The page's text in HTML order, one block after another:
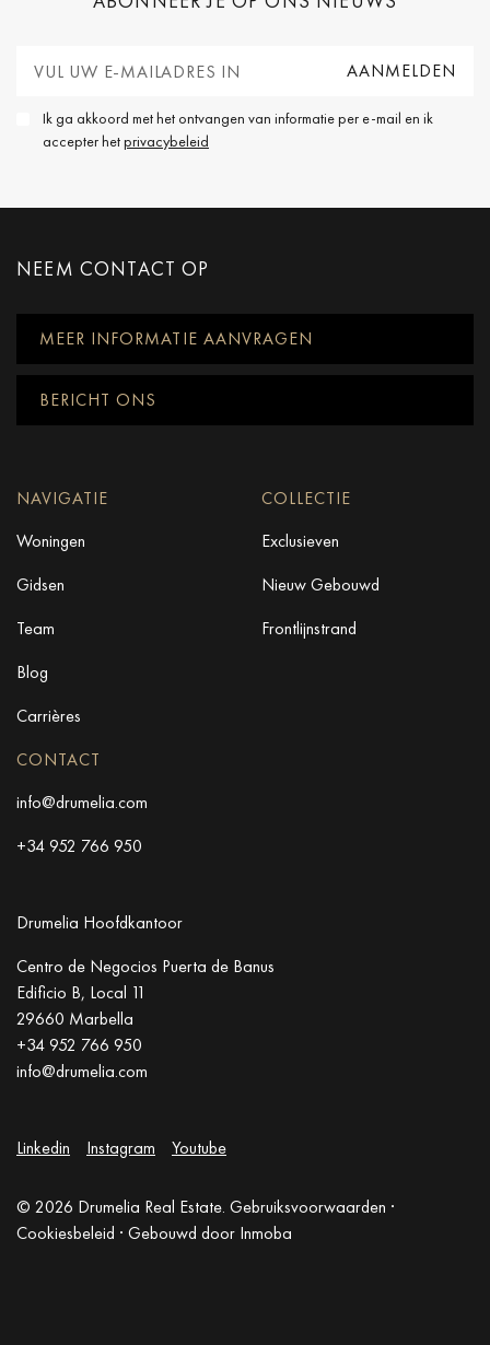
Ik ga akkoord met het ontvangen van informatie per e-mail en ik
accepter hetprivacybeleid
NEEM CONTACT OP
MEER INFORMATIE AANVRAGEN
BERICHT ONS
NAVIGATIE
Woningen
Gidsen
Team
Blog
Carrières
COLLECTIE
Exclusieven
Nieuw Gebouwd
Frontlijnstrand
CONTACT
info@drumelia.com
+34 952 766 950
Drumelia Hoofdkantoor
Centro de Negocios Puerta de Banus
Edificio B, Local 11
29660 Marbella
+34 952 766 950
info@drumelia.com
© 2026 Drumelia Real Estate. Gebruiksvoorwaarden ·
Cookiesbeleid · Gebouwd door Inmoba
Linkedin Instagram Youtube